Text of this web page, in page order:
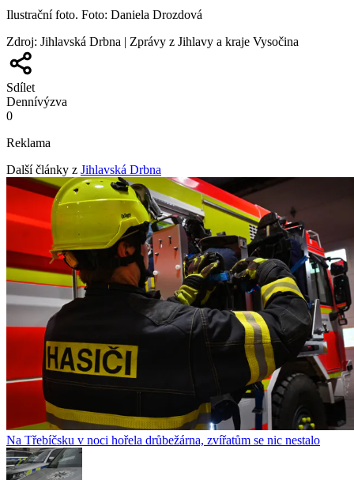
Ilustrační foto. Foto: Daniela Drozdová
Zdroj: Jihlavská Drbna | Zprávy z Jihlavy a kraje Vysočina
Sdílet
Dennívýzva
0
Reklama
Další články z Jihlavská Drbna
Na Třebíčsku v noci hořela drůbežárna, zvířatům se nic nestalo